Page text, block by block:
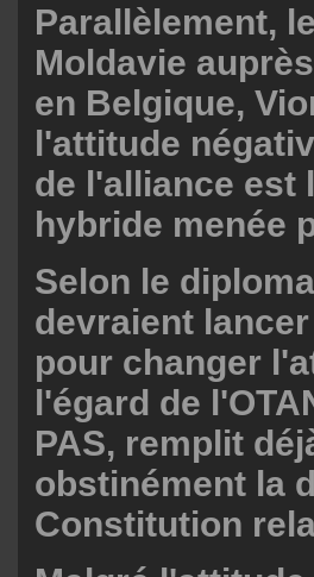
Parallèlement,
Moldavie
en Belgique,
l'attitude
de l'alliance est
hybride menée
Selon le
devraient
pour changer
l'égard de
PAS, remplit
obstinément la
Constitution